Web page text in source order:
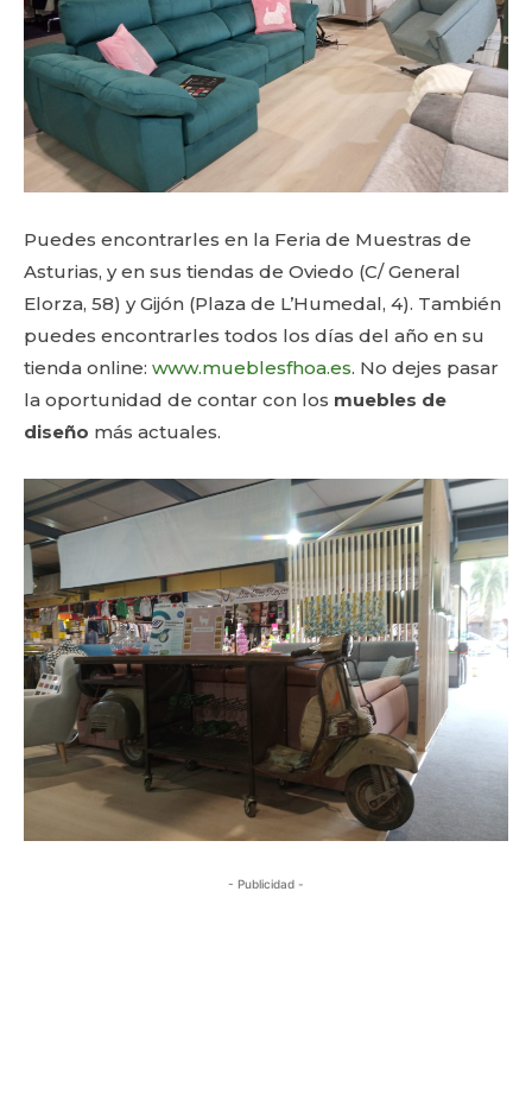
Puedes encontrarles en la Feria de Muestras de
Asturias, y en sus tiendas de Oviedo (C/ General
Elorza, 58) y Gijón (Plaza de L’Humedal, 4). También
puedes encontrarles todos los días del año en su
tienda online: www.mueblesfhoa.es. No dejes pasar
la oportunidad de contar con los muebles de
diseño más actuales.
- Publicidad -